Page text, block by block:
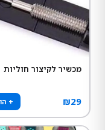
מכשיר לקיצור חוליות
₪29
+